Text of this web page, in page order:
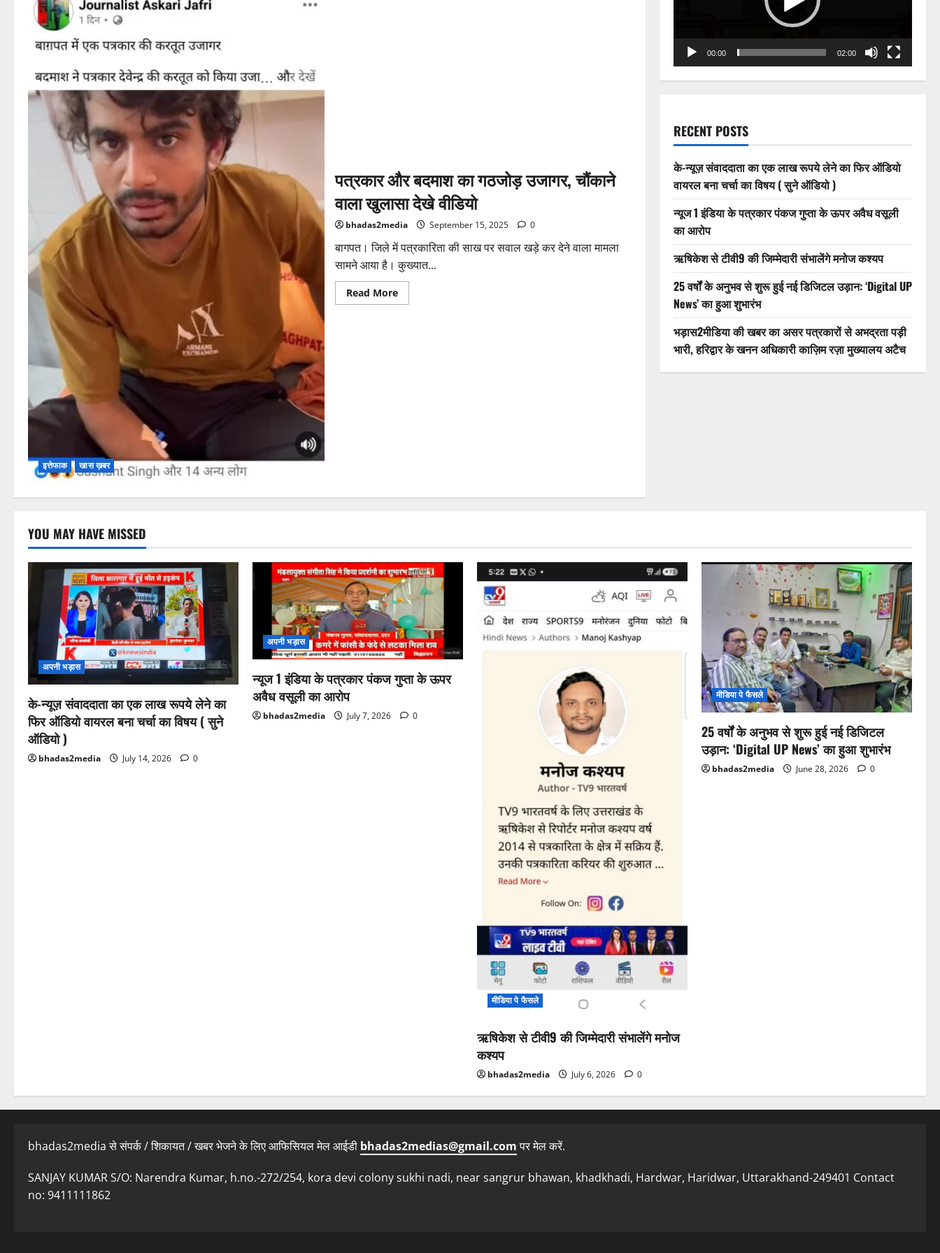
इत्तेफाक खास ख़बर
पत्रकार और बदमाश का गठजोड़ उजागर, चौंकाने
वाला खुलासा देखे वीडियो
bhadas2media September 15, 2025 0
बागपत। जिले में पत्रकारिता की साख पर सवाल खड़े कर देने वाला मामला
सामने आया है। कुख्यात...
Read MoreRead
more
00:00 02:00
RECENT POSTS
के-न्यूज़ संवाददाता का एक लाख रूपये लेने का फिर ऑडियो
वायरल बना चर्चा का विषय ( सुने ऑडियो )
न्यूज 1 इंडिया के पत्रकार पंकज गुप्ता के ऊपर अवैध वसूली
का आरोप
ऋषिकेश से टीवी9 की जिम्मेदारी संभालेंगे मनोज कश्यप
25 वर्षों के अनुभव से शुरू हुई नई डिजिटल उड़ान: ‘Digital UP
News’ का हुआ शुभारंभ
भड़ास2मीडिया की खबर का असर पत्रकारों से अभद्रता पड़ी
भारी, हरिद्वार के खनन अधिकारी काज़िम रज़ा मुख्यालय अटैच
YOU MAY HAVE MISSED
अपनी भड़ास
के-न्यूज़ संवाददाता का एक लाख रूपये लेने का
फिर ऑडियो वायरल बना चर्चा का विषय ( सुने
ऑडियो )
bhadas2media July 14, 2026 0
अपनी भड़ास
न्यूज 1 इंडिया के पत्रकार पंकज गुप्ता के ऊपर
अवैध वसूली का आरोप
bhadas2media July 7, 2026 0
मीडिया पे फैसले
ऋषिकेश से टीवी9 की जिम्मेदारी संभालेंगे मनोज
कश्यप
bhadas2media July 6, 2026 0
मीडिया पे फैसले
25 वर्षों के अनुभव से शुरू हुई नई डिजिटल
उड़ान: ‘Digital UP News’ का हुआ शुभारंभ
bhadas2media June 28, 2026 0
bhadas2media से संपर्क / शिकायत / खबर भेजने के लिए आफिसियल मेल आईडी bhadas2medias@gmail.comपर मेल करें.
SANJAY KUMAR S/O: Narendra Kumar, h.no.-272/254, kora devi colony sukhi nadi, near sangrur bhawan, khadkhadi, Hardwar, Haridwar, Uttarakhand-249401 Contact
no: 9411111862